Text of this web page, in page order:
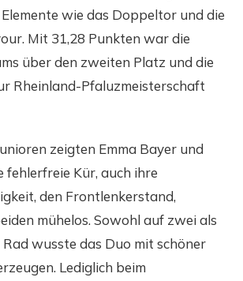
wie das Doppeltor und die
Mit 31,28 Punkten war die
über den zweiten Platz und die
Rheinland-Pfaluzmeisterschaft
zeigten Emma Bayer und
fehlerfreie Kür, auch ihre
den Frontlenkerstand,
mühelos. Sowohl auf zwei als
wusste das Duo mit schöner
Lediglich beim